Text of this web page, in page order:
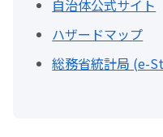
自治体公式サイト
ハザードマップ
総務省統計局 (e-